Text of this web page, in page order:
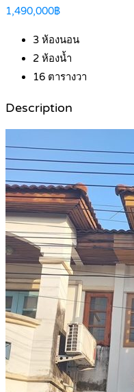
1,490,000฿
3 ห้องนอน
2 ห้องน้ำ
16 ตารางวา
Description